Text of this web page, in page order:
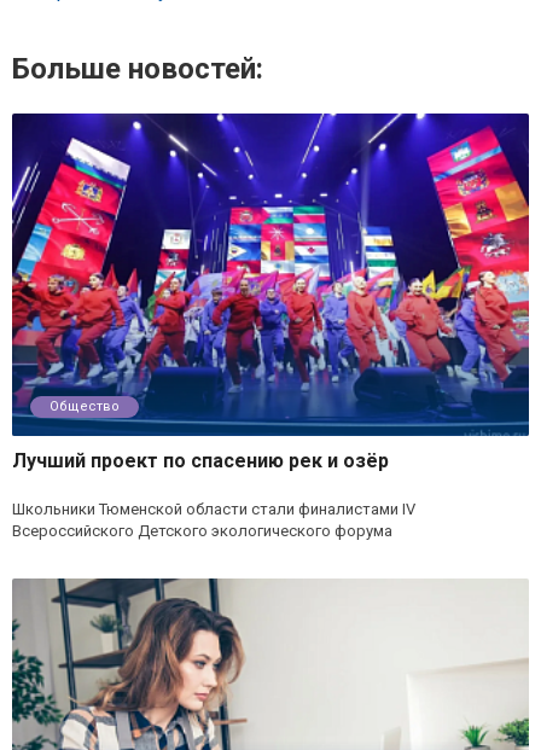
Больше новостей:
Общество
Лучший проект по спасению рек и озёр
Школьники Тюменской области стали финалистами IV
Всероссийского Детского экологического форума